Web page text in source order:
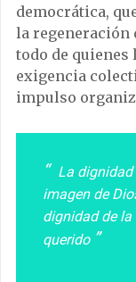
democrática,
la regeneración
todo de quienes
exigencia
impulso
La dignidad
imagen de
dignidad de
querido